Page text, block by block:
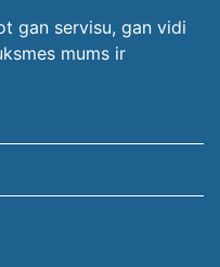
gan servisu, gan vidi
mums ir